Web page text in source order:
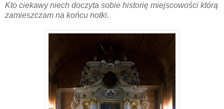
Kto ciekawy niech doczyta sobie historię miejscowości którą
zamieszczam na końcu notki.